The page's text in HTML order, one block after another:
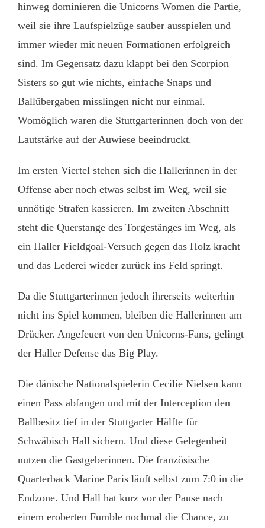
hinweg dominieren die Unicorns Women die Partie,
weil sie ihre Laufspielzüge sauber ausspielen und
immer wieder mit neuen Formationen erfolgreich
sind. Im Gegensatz dazu klappt bei den Scorpion
Sisters so gut wie nichts, einfache Snaps und
Ballübergaben misslingen nicht nur einmal.
Womöglich waren die Stuttgarterinnen doch von der
Lautstärke auf der Auwiese beeindruckt.
Im ersten Viertel stehen sich die Hallerinnen in der
Offense aber noch etwas selbst im Weg, weil sie
unnötige Strafen kassieren. Im zweiten Abschnitt
steht die Querstange des Torgestänges im Weg, als
ein Haller Fieldgoal-Versuch gegen das Holz kracht
und das Lederei wieder zurück ins Feld springt.
Da die Stuttgarterinnen jedoch ihrerseits weiterhin
nicht ins Spiel kommen, bleiben die Hallerinnen am
Drücker. Angefeuert von den Unicorns-Fans, gelingt
der Haller Defense das Big Play.
Die dänische Nationalspielerin Cecilie Nielsen kann
einen Pass abfangen und mit der Interception den
Ballbesitz tief in der Stuttgarter Hälfte für
Schwäbisch Hall sichern. Und diese Gelegenheit
nutzen die Gastgeberinnen. Die französische
Quarterback Marine Paris läuft selbst zum 7:0 in die
Endzone. Und Hall hat kurz vor der Pause nach
einem eroberten Fumble nochmal die Chance, zu